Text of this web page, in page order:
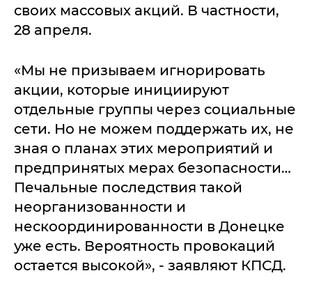
своих массовых акций. В частности,
28 апреля.
«Мы не призываем игнорировать
акции, которые инициируют
отдельные группы через социальные
сети. Но не можем поддержать их, не
зная о планах этих мероприятий и
предпринятых мерах безопасности…
Печальные последствия такой
неорганизованности и
нескоординированности в Донецке
уже есть. Вероятность провокаций
остается высокой», - заявляют КПСД.